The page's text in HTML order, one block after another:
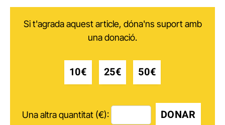
Si t'agrada aquest article, dóna'ns suport amb
una donació.
10€ 25€ 50€
Una altra quantitat (€): DONAR